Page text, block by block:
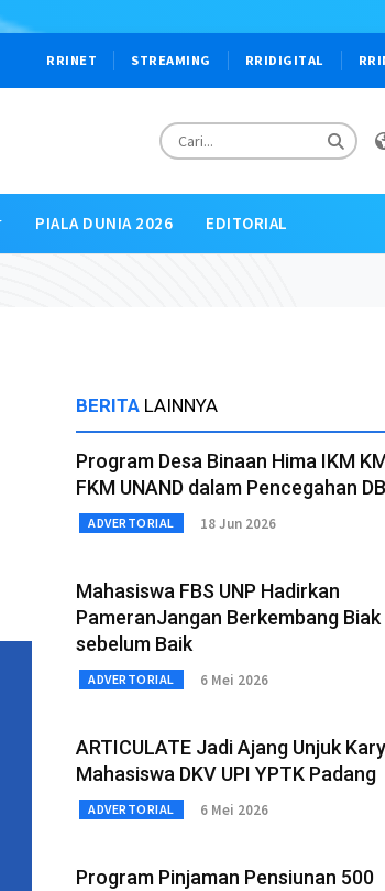
RRINET STREAMING RRIDIGITAL
PIALA DUNIA 2026 EDITORIAL
BERITA LAINNYA
Program Desa Binaan Hima IKM
FKM UNAND dalam Pencegahan
ADVERTORIAL 18 Jun 2026
Mahasiswa FBS UNP Hadirkan
PameranJangan Berkembang Biak
sebelum Baik
ADVERTORIAL 6 Mei 2026
ARTICULATE Jadi Ajang Unjuk
Mahasiswa DKV UPI YPTK Padang
ADVERTORIAL 6 Mei 2026
Program Pinjaman Pensiunan 500